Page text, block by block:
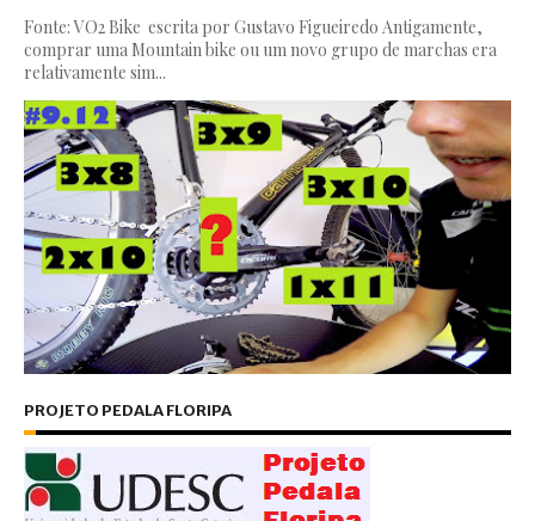
Fonte: VO2 Bike escrita por Gustavo Figueiredo Antigamente,
comprar uma Mountain bike ou um novo grupo de marchas era
relativamente sim...
PROJETO PEDALA FLORIPA